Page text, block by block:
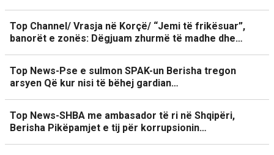
Top Channel/ Vrasja në Korçë/ “Jemi të frikësuar”,
banorët e zonës: Dëgjuam zhurmë të madhe dhe…
Top News-Pse e sulmon SPAK-un Berisha tregon
arsyen Që kur nisi të bëhej gardian…
Top News-SHBA me ambasador të ri në Shqipëri,
Berisha Pikëpamjet e tij për korrupsionin…